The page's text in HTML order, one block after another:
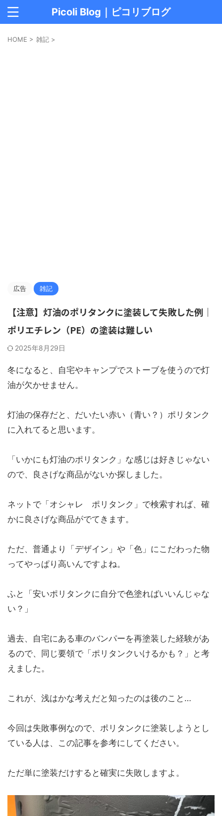
Picoli Blog｜ピコリブログ
HOME > 雑記 >
広告 雑記
【注意】灯油のポリタンクに塗装して失敗した例｜
ポリエチレン（PE）の塗装は難しい
2025年8月29日
冬になると、自宅やキャンプでストーブを使うので灯
油が欠かせません。
灯油の保存だと、だいたい赤い（青い？）ポリタンク
に入れてると思います。
「いかにも灯油のポリタンク」な感じは好きじゃない
ので、良さげな商品がないか探しました。
ネットで「オシャレ ポリタンク」で検索すれば、確
かに良さげな商品がでてきます。
ただ、普通より「デザイン」や「色」にこだわった物
ってやっぱり高いんですよね。
ふと「安いポリタンクに自分で色塗ればいいんじゃな
い？」
過去、自宅にある車のバンパーを再塗装した経験があ
るので、同じ要領で「ポリタンクいけるかも？」と考
えました。
これが、浅はかな考えだと知ったのは後のこと…
今回は失敗事例なので、ポリタンクに塗装しようとし
ている人は、この記事を参考にしてください。
ただ単に塗装だけすると確実に失敗しますよ。